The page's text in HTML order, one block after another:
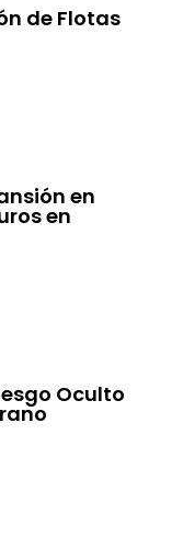
de Flotas
en
en
Oculto